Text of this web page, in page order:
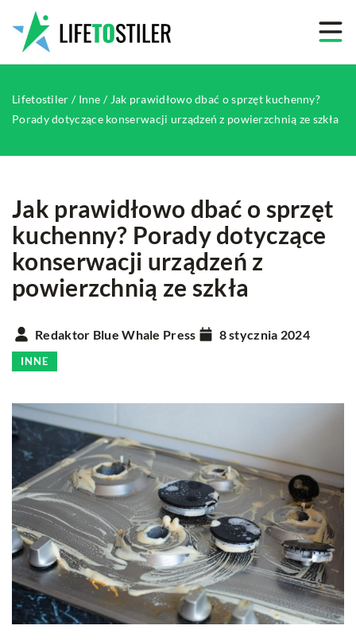
Lifetostiler / Inne / Jak prawidłowo dbać o sprzęt kuchenny?
Porady dotyczące konserwacji urządzeń z powierzchnią ze szkła
Jak prawidłowo dbać o sprzęt
kuchenny? Porady dotyczące
konserwacji urządzeń z
powierzchnią ze szkła
Redaktor Blue Whale Press 8 stycznia 2024
INNE